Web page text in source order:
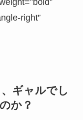
right”
ギャルでし
か？